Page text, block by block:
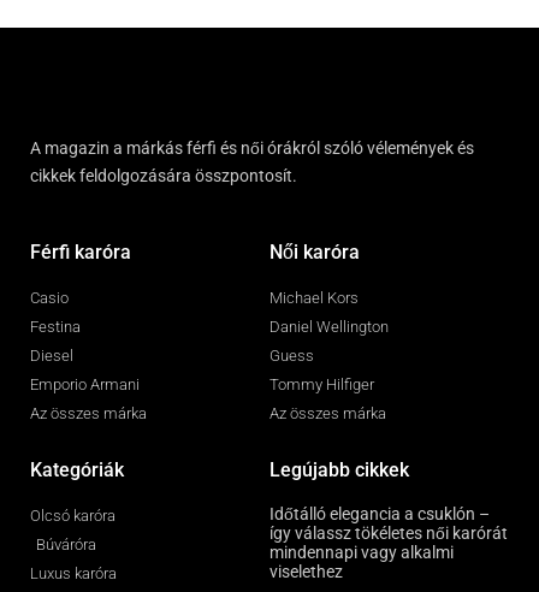
A magazin a márkás férfi és női órákról szóló vélemények és
cikkek feldolgozására összpontosít.
Férfi karóra
Casio
Festina
Diesel
Emporio Armani
Az összes márka
Női karóra
Michael Kors
Daniel Wellington
Guess
Tommy Hilfiger
Az összes márka
Kategóriák
Olcsó karóra
Búváróra
Luxus karóra
Legújabb cikkek
Időtálló elegancia a csuklón –
így válassz tökéletes női karórát
mindennapi vagy alkalmi
viselethez